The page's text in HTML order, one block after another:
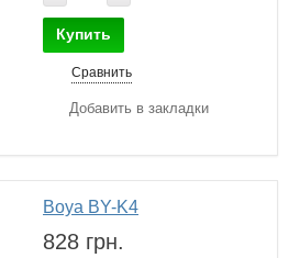
Купить
Сравнить
Добавить в закладки
Boya BY-K4
828 грн.